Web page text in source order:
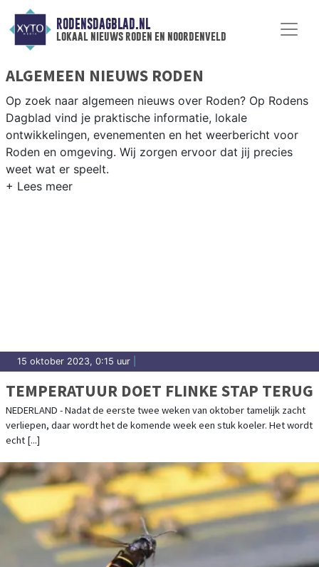
RODENSDAGBLAD.NL
lokaal nieuws roden en noordenveld
ALGEMEEN NIEUWS RODEN
Op zoek naar algemeen nieuws over Roden? Op Rodens
Dagblad vind je praktische informatie, lokale
ontwikkelingen, evenementen en het weerbericht voor
Roden en omgeving. Wij zorgen ervoor dat jij precies
weet wat er speelt.
15 oktober 2023, 0:15 uur
TEMPERATUUR DOET FLINKE STAP TERUG
NEDERLAND - Nadat de eerste twee weken van oktober tamelijk zacht
verliepen, daar wordt het de komende week een stuk koeler. Het wordt
echt [...]